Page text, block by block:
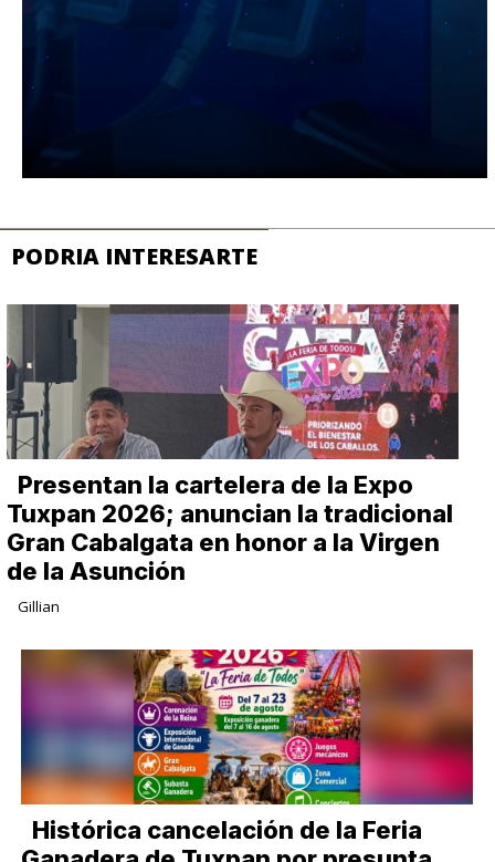
PODRIA INTERESARTE
Presentan la cartelera de la Expo
Tuxpan 2026; anuncian la tradicional
Gran Cabalgata en honor a la Virgen
de la Asunción
Gillian
Histórica cancelación de la Feria